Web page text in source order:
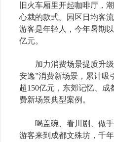
旧火车厢里开起咖啡厅，
心裁的款式。园区日均客
游客是年轻人，今年暑期
亿元。
加力消费场景提质升级
安逸”消费新场景，累计吸
超150亿元，东郊记忆、
费新场景典型案例。
喝盖碗、看川剧、做
游客来到成都文殊坊，千